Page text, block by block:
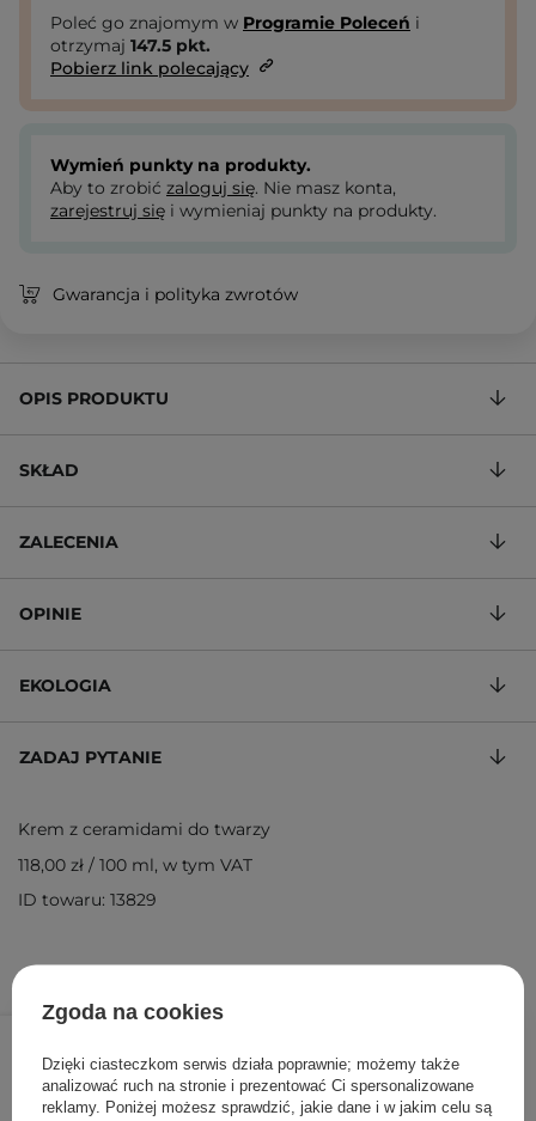
59,00 zł
DODAJ DO KOSZYKA
Poleć go znajomym w Programie Poleceń i
otrzymaj 147.5 pkt.
Pobierz link polecający
Wymień punkty na produkty.
Aby to zrobić zaloguj się. Nie masz konta,
zarejestruj się i wymieniaj punkty na produkty.
Gwarancja i polityka zwrotów
OPIS PRODUKTU
SKŁAD
ZALECENIA
OPINIE
EKOLOGIA
ZADAJ PYTANIE
Krem z ceramidami do twarzy
118,00 zł / 100 ml, w tym VAT
ID towaru: 13829
Zgoda na cookies
Dzięki ciasteczkom serwis działa poprawnie; możemy także
analizować ruch na stronie i prezentować Ci spersonalizowane
reklamy. Poniżej możesz sprawdzić, jakie dane i w jakim celu są